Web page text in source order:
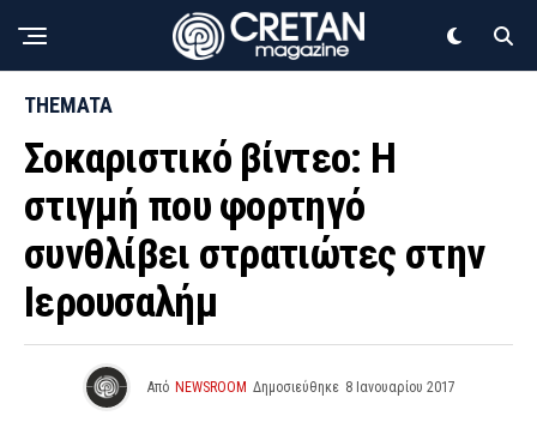
THEMATA
Σοκαριστικό βίντεο: Η
στιγμή που φορτηγό
συνθλίβει στρατιώτες στην
Ιερουσαλήμ
Από NEWSROOM Δημοσιεύθηκε 8 Ιανουαρίου 2017